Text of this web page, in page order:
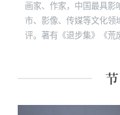
画家、作家，中国最具影
市、影像、传媒等文化领
评。著有《退步集》《荒